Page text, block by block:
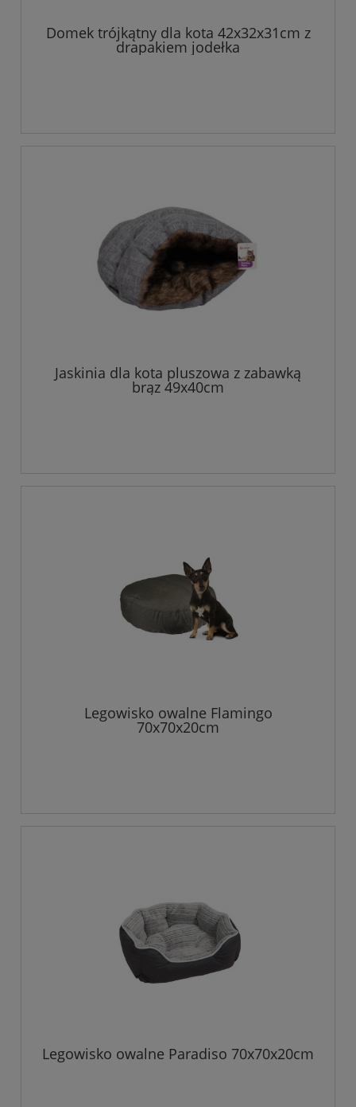
Domek trójkątny dla kota 42x32x31cm z
drapakiem jodełka
Jaskinia dla kota pluszowa z zabawką
brąz 49x40cm
Legowisko owalne Flamingo
70x70x20cm
Legowisko owalne Paradiso 70x70x20cm